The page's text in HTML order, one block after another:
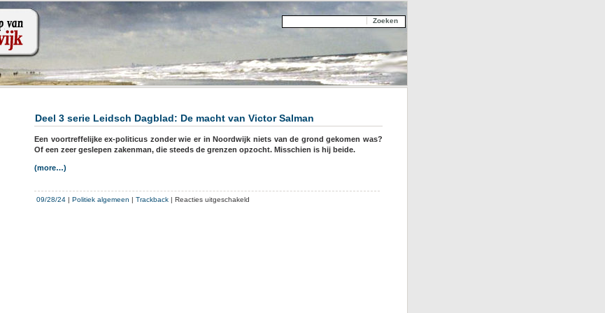
Deel 3 serie Leidsch Dagblad: De macht van Victor Salman
Een voortreffelijke ex-politicus zonder wie er in Noordwijk niets van de grond gekomen was?
Of een zeer geslepen zakenman, die steeds de grenzen opzocht. Misschien is hij beide.
(more…)
09/28/24 | Politiek algemeen | Trackback | Reacties uitgeschakeld